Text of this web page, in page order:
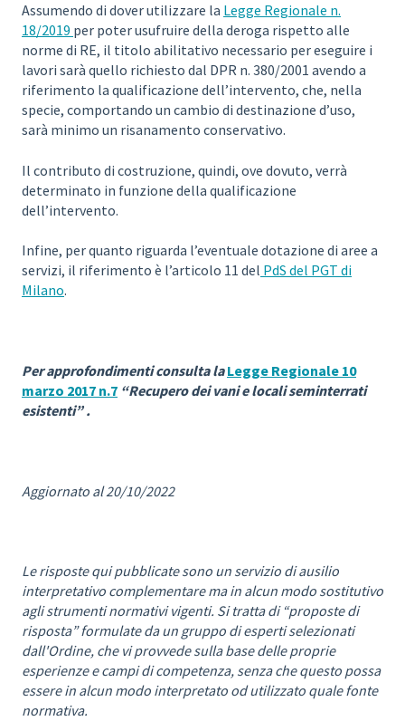
Assumendo di dover utilizzare la Legge Regionale n.
18/2019 per poter usufruire della deroga rispetto alle
norme di RE, il titolo abilitativo necessario per eseguire i
lavori sarà quello richiesto dal DPR n. 380/2001 avendo a
riferimento la qualificazione dell’intervento, che, nella
specie, comportando un cambio di destinazione d’uso,
sarà minimo un risanamento conservativo.
Il contributo di costruzione, quindi, ove dovuto, verrà
determinato in funzione della qualificazione
dell’intervento.
Infine, per quanto riguarda l’eventuale dotazione di aree a
servizi, il riferimento è l’articolo 11 del PdS del PGT di
Milano.
Per approfondimenti consulta laLegge Regionale 10
marzo 2017 n.7 “Recupero dei vani e locali seminterrati
esistenti” .
Aggiornato al 20/10/2022
Le risposte qui pubblicate sono un servizio di ausilio
interpretativo complementare ma in alcun modo sostitutivo
agli strumenti normativi vigenti. Si tratta di “proposte di
risposta” formulate da un gruppo di esperti selezionati
dall'Ordine, che vi provvede sulla base delle proprie
esperienze e campi di competenza, senza che questo possa
essere in alcun modo interpretato od utilizzato quale fonte
normativa.